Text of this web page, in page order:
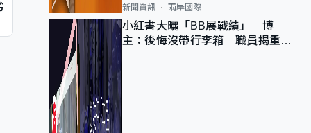
新聞資訊 兩岸國際
小紅書大曬「BB展戰績」 博
主：後悔沒帶行李箱 職員揭重複